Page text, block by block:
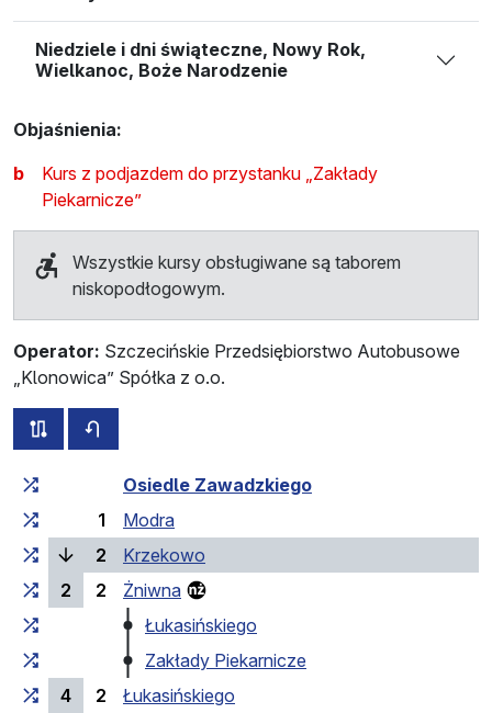
Niedziele i dni świąteczne, Nowy Rok,
Wielkanoc, Boże Narodzenie
Objaśnienia:
b
Kurs z podjazdem do przystanku „Zakłady
Piekarnicze”
Wszystkie kursy obsługiwane są taborem
niskopodłogowym.
Operator: Szczecińskie Przedsiębiorstwo Autobusowe
„Klonowica” Spółka z o.o.
wszystkie trasy tej linii
Czas przejazdu narastająco Czas przejazdu między
Osiedle Zawadzkiego
1
Modra
2
Krzekowo
2
2
Żniwna
Łukasińskiego
Zakłady Piekarnicze
4
2
Łukasińskiego